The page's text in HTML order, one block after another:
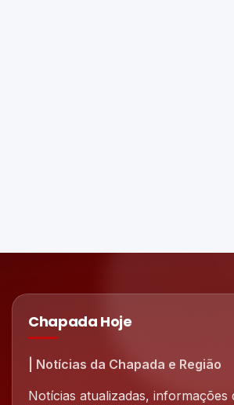
Chapada Hoje
| Notícias da Chapada e Região
Notícias atualizadas, informações